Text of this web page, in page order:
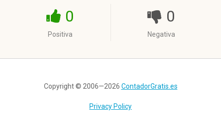
0
Positiva
0
Negativa
Copyright © 2006—2026 ContadorGratis.es
Privacy Policy